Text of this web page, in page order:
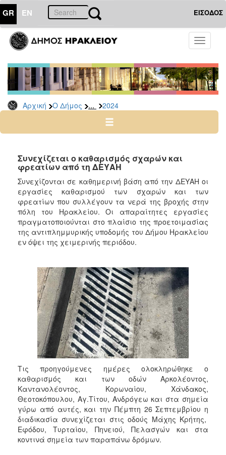
GR EN ΕΙΣΟΔΟΣ
Toggle
Αρχική Ο Δήμος ... 2024
ΔΗΜΟΣ
Δελτία
Τύπου
Αρχείο
2026
2024
2022
2021
2020
2019
2018
2017
2015
2013
2012
2011
2010
2006
ΤΟΠΟΣ
ΠΟΛΙΤΙΣΜΟΣ
Συνεχίζεται ο καθαρισμός σχαρών και
φρεατίων από τη ΔΕΥΑΗ
Συνεχίζονται σε καθημερινή βάση από την ΔΕΥΑΗ οι
εργασίες καθαρισμού των σχαρών και των
φρεατίων που συλλέγουν τα νερά της βροχής στην
πόλη του Ηρακλείου. Οι απαραίτητες εργασίες
πραγματοποιούνται στο πλαίσιο της προετοιμασίας
της αντιπλημμυρικής υποδομής του Δήμου Ηρακλείου
εν όψει της χειμερινής περιόδου.
Τις προηγούμενες ημέρες ολοκληρώθηκε ο
καθαρισμός και των οδών Αρκολέοντος,
Καντανολέοντος, Κορωναίου, Χάνδακος,
Θεοτοκόπουλου, Αγ.Τίτου, Ανδρόγεω και στα σημεία
γύρω από αυτές, και την Πέμπτη 26 Σεπτεμβρίου η
διαδικασία συνεχίζεται στις οδούς Μάχης Κρήτης,
Εφόδου, Τυρταίου, Πηνειού, Πελασγών και στα
κοντινά σημεία των παραπάνω δρόμων.